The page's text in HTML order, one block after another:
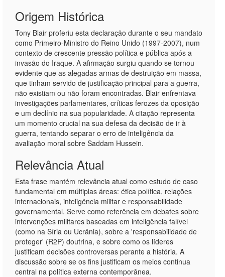
Origem Histórica
Tony Blair proferiu esta declaração durante o seu mandato
como Primeiro-Ministro do Reino Unido (1997-2007), num
contexto de crescente pressão política e pública após a
invasão do Iraque. A afirmação surgiu quando se tornou
evidente que as alegadas armas de destruição em massa,
que tinham servido de justificação principal para a guerra,
não existiam ou não foram encontradas. Blair enfrentava
investigações parlamentares, críticas ferozes da oposição
e um declínio na sua popularidade. A citação representa
um momento crucial na sua defesa da decisão de ir à
guerra, tentando separar o erro de inteligência da
avaliação moral sobre Saddam Hussein.
Relevância Atual
Esta frase mantém relevância atual como estudo de caso
fundamental em múltiplas áreas: ética política, relações
internacionais, inteligência militar e responsabilidade
governamental. Serve como referência em debates sobre
intervenções militares baseadas em inteligência falível
(como na Síria ou Ucrânia), sobre a 'responsabilidade de
proteger' (R2P) doutrina, e sobre como os líderes
justificam decisões controversas perante a história. A
discussão sobre se os fins justificam os meios continua
central na política externa contemporânea.